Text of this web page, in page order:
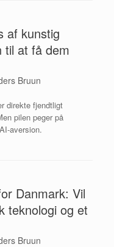
af kunstig
til at få dem
Bruun
direkte fjendtligt
pilen peger på
aversion.
Danmark: Vil
teknologi og et
Bruun